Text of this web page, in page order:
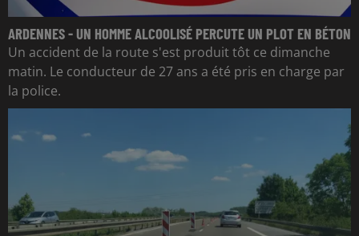
ARDENNES - UN HOMME ALCOOLISÉ PERCUTE UN PLOT EN BÉTON
Un accident de la route s'est produit tôt ce dimanche
matin. Le conducteur de 27 ans a été pris en charge par
la police.